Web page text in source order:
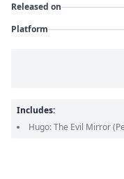
Released on
Platform
Includes:
Hugo: The Evil Mirror